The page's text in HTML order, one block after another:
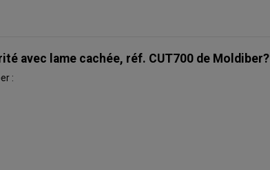
avec lame cachée, réf. CUT700 de Moldiber?
: